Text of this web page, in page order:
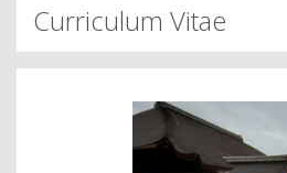
Curriculum Vitae